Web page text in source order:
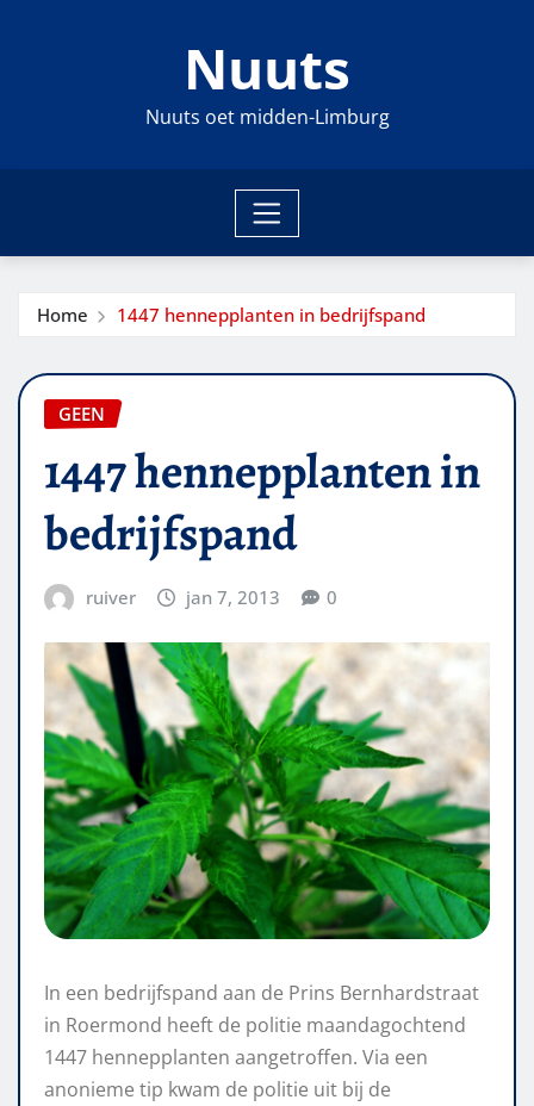
Nuuts
Nuuts oet midden-Limburg
Home 1447 hennepplanten in bedrijfspand
GEEN
1447 hennepplanten in
bedrijfspand
ruiver jan 7, 2013 0
In een bedrijfspand aan de Prins Bernhardstraat
in Roermond heeft de politie maandagochtend
1447 hennepplanten aangetroffen. Via een
anonieme tip kwam de politie uit bij de